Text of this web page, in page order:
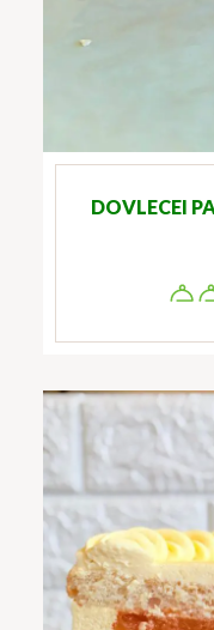
DOVLECEI